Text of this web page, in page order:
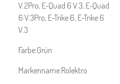
V.2Pro, E-Quad 6 V.3, E-Quad
6 V.3Pro, E-Trike 6, E-Trike 6
V.3
Farbe:Grün
Markenname:Rolektro